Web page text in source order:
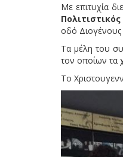
Με επιτυχία
οδό
Τα μέλη του
τον οποίων τα
To